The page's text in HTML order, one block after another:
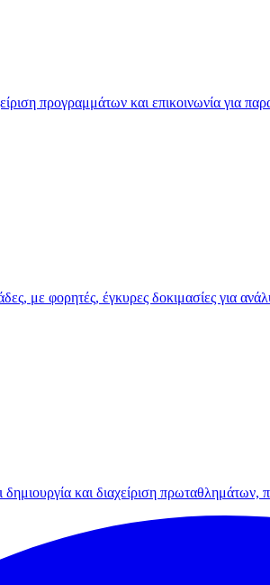
προγραμμάτων και επικοινωνία για
με φορητές, έγκυρες δοκιμασίες για
δημιουργία και διαχείριση